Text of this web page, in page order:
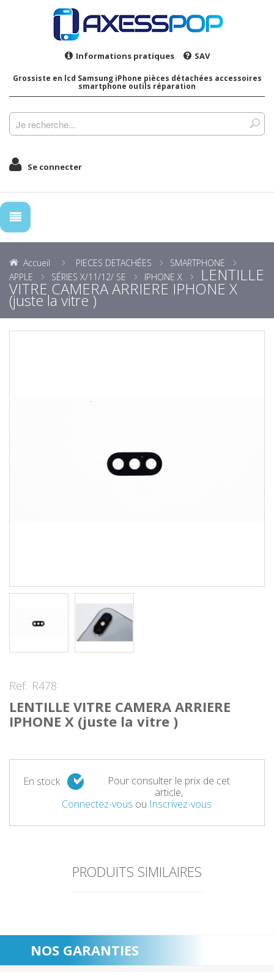
Informations pratiques SAV
Grossiste en lcd Samsung iPhone pièces détachées accessoires
smartphone outils réparation
Se connecter
Accueil PIECES DETACHÉES
SMARTPHONE
APPLE
SÉRIES X/11/12/ SE IPHONE X LENTILLE
VITRE CAMERA ARRIERE IPHONE X
(juste la vitre )
Ref. R478
LENTILLE VITRE CAMERA ARRIERE
IPHONE X (juste la vitre )
En stock
Pour consulter le prix de cet
article,
Connectez-vous ou Inscrivez-vous
PRODUITS SIMILAIRES
NOS GARANTIES